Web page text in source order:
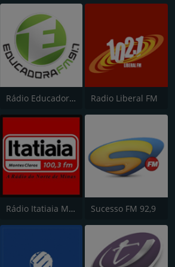
Rádio Educadora FM 91.7 Radio Liberal FM
Rádio Itatiaia Montes Claros 100.3 FM Sucesso FM 92,9